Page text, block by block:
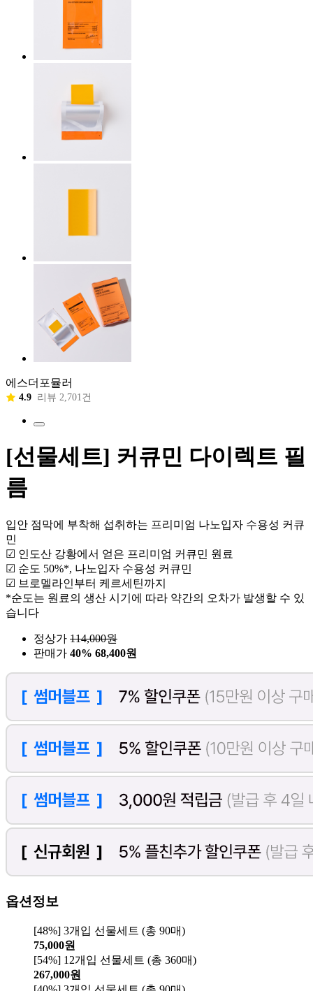
에스더포뮬러
4.9 리뷰 2,701건
[선물세트] 커큐민 다이렉트 필
름
입안 점막에 부착해 섭취하는 프리미엄 나노입자 수용성 커큐
민
☑ 인도산 강황에서 얻은 프리미엄 커큐민 원료
☑ 순도 50%*, 나노입자 수용성 커큐민
☑ 브로멜라인부터 케르세틴까지
*순도는 원료의 생산 시기에 따라 약간의 오차가 발생할 수 있
습니다
정상가 114,000원
판매가 40% 68,400원
옵션정보
[48%] 3개입 선물세트 (총 90매)
75,000원
[54%] 12개입 선물세트 (총 360매)
267,000원